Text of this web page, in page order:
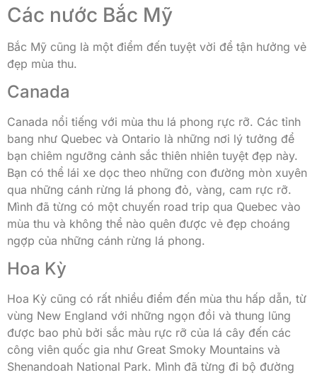
Các nước Bắc Mỹ
Bắc Mỹ cũng là một điểm đến tuyệt vời để tận hưởng vẻ
đẹp mùa thu.
Canada
Canada nổi tiếng với mùa thu lá phong rực rỡ. Các tỉnh
bang như Quebec và Ontario là những nơi lý tưởng để
bạn chiêm ngưỡng cảnh sắc thiên nhiên tuyệt đẹp này.
Bạn có thể lái xe dọc theo những con đường mòn xuyên
qua những cánh rừng lá phong đỏ, vàng, cam rực rỡ.
Mình đã từng có một chuyến road trip qua Quebec vào
mùa thu và không thể nào quên được vẻ đẹp choáng
ngợp của những cánh rừng lá phong.
Hoa Kỳ
Hoa Kỳ cũng có rất nhiều điểm đến mùa thu hấp dẫn, từ
vùng New England với những ngọn đồi và thung lũng
được bao phủ bởi sắc màu rực rỡ của lá cây đến các
công viên quốc gia như Great Smoky Mountains và
Shenandoah National Park. Mình đã từng đi bộ đường